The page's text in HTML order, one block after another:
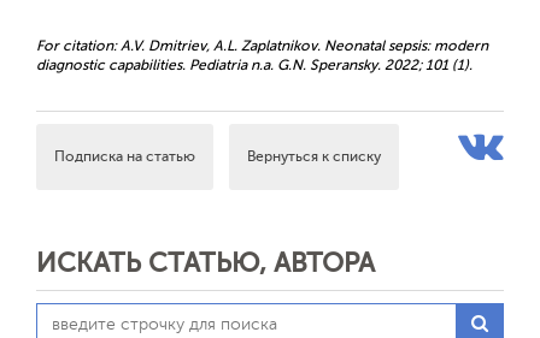
For citation: A.V. Dmitriev, A.L. Zaplatnikov. Neonatal sepsis: modern
diagnostic capabilities. Pediatria n.a. G.N. Speransky. 2022; 101 (1).
Подписка на статью Вернуться к списку
ИСКАТЬ СТАТЬЮ, АВТОРА